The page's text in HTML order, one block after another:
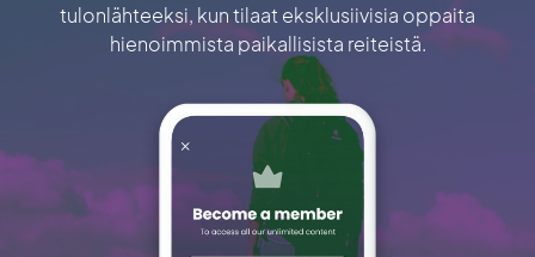
tulonlähteeksi, kun tilaat eksklusiivisia oppaita
hienoimmista paikallisista reiteistä.